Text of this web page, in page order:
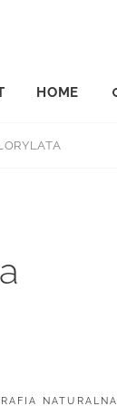
HOME
NATURALNA